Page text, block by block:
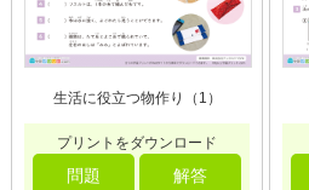
生活に役立つ物作り（1）
プリントをダウンロード
問題 解答